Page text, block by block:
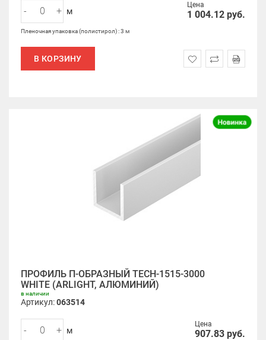
Цена
1 004.12 руб.
- + м
Пленочная упаковка (полистирол) : 3 м
В КОРЗИНУ
ПРОФИЛЬ П-ОБРАЗНЫЙ TECH-1515-3000
WHITE (ARLIGHT, АЛЮМИНИЙ)
в наличии
Артикул:063514
Цена
907.83 руб.
- + м